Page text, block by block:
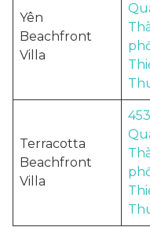
Yên
Beachfront
Villa
Terracotta
Beachfront
Villa